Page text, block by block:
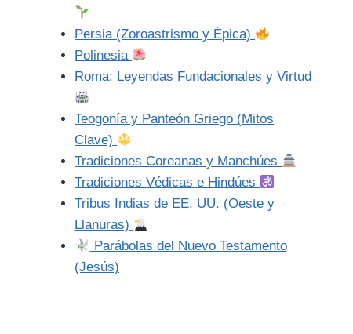
Persia (Zoroastrismo y Épica)
Polinesia
Roma: Leyendas Fundacionales y Virtud
Teogonía y Panteón Griego (Mitos
Clave)
Tradiciones Coreanas y Manchúes
Tradiciones Védicas e Hindúes
Tribus Indias de EE. UU. (Oeste y
Llanuras)
Parábolas del Nuevo Testamento
(Jesús)